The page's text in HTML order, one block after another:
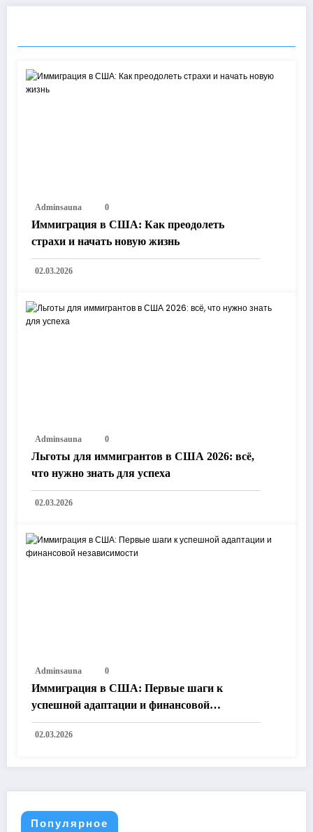
Adminsauna 0
Иммиграция в США: Как преодолеть
страхи и начать новую жизнь
02.03.2026
Adminsauna 0
Льготы для иммигрантов в США 2026: всё,
что нужно знать для успеха
02.03.2026
Adminsauna 0
Иммиграция в США: Первые шаги к
успешной адаптации и финансовой
независимости
02.03.2026
Популярное